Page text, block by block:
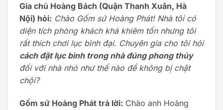
Gia chủ Hoàng Bách (Quận Thanh Xuân, Hà
Nội) hỏi: Chào Gốm sứ Hoàng Phát! Nhà tôi có
diện tích phòng khách khá khiêm tốn nhưng tôi
rất thích chơi lục bình đại. Chuyên gia cho tôi hỏi
cách đặt lục bình trong nhà đúng phong thủy
đối với nhà nhỏ như thế nào để không bị chật
chội?
Gốm sứ Hoàng Phát trả lời: Chào anh Hoàng